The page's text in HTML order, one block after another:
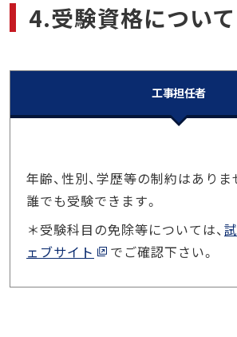
4.受験資格について
工事担任者
年齢、性別、学歴等の制約はありま
誰でも受験できます。
＊受験科目の免除等については、
ェブサイト
でご確認下さい。